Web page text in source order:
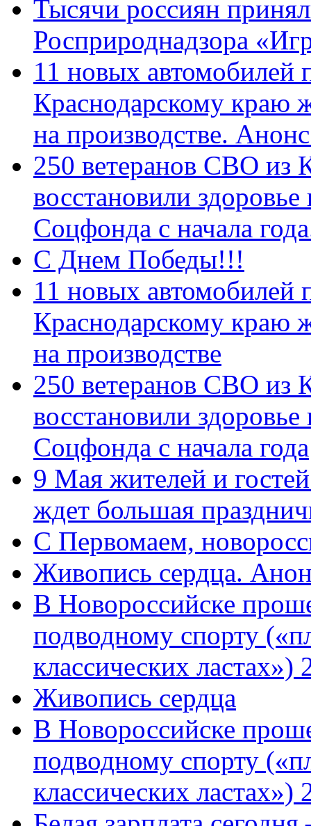
Тысячи россиян
Росприроднадзора
11 новых автомобилей
Краснодарскому краю
на производстве.
250 ветеранов СВО из
восстановили
Соцфонда с начала
С Днем Победы!!!
11 новых автомобилей
Краснодарскому краю
на производстве
250 ветеранов СВО из
восстановили
Соцфонда с начала года
9 Мая жителей и
ждет большая
C Первомаем,
Живопись сердца.
В Новороссийске
подводному спорту
классических
Живопись сердца
В Новороссийске
подводному спорту
классических ластах»)